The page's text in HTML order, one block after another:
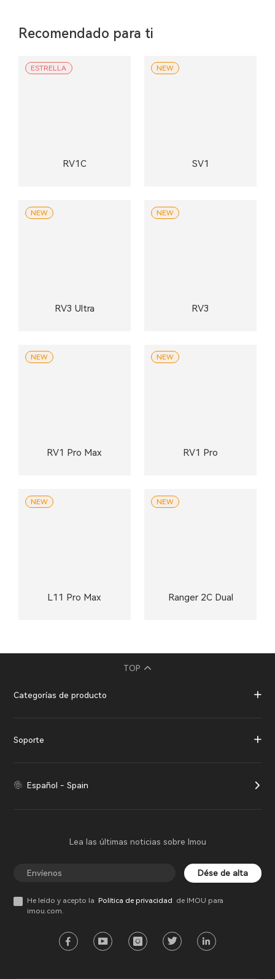
Recomendado para ti
RV1C
ESTRELLA
SV1
NEW
RV3 Ultra
NEW
RV3
NEW
RV1 Pro Max
NEW
RV1 Pro
NEW
L11 Pro Max
NEW
Ranger 2C Dual
NEW
TOP
Categorías de producto
Soporte
Español - Spain
Lea las últimas noticias sobre Imou
Dése de alta
He leído y acepto la Política de privacidad de IMOU para
imou.com.